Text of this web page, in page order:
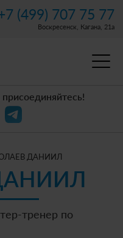
(499) 707 75 77
Воскресенск, Кагана, 21а
ДАНИИЛ
тренер по